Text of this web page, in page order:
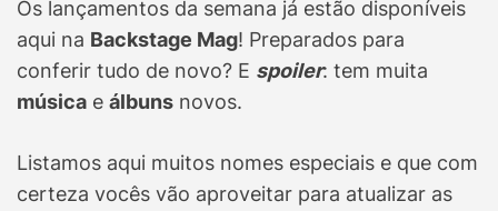
Os lançamentos da semana já estão disponíveis
aqui na Backstage Mag! Preparados para
conferir tudo de novo? E spoiler: tem muita
música e álbuns novos.
Listamos aqui muitos nomes especiais e que com
certeza vocês vão aproveitar para atualizar as